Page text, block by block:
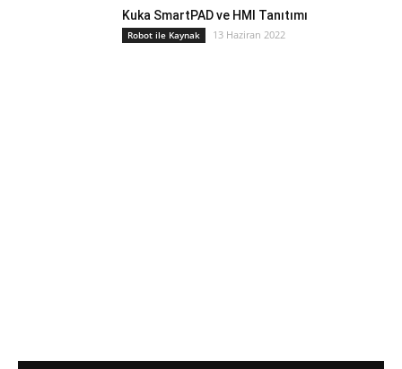
Kuka SmartPAD ve HMI Tanıtımı
Robot ile Kaynak 13 Haziran 2022